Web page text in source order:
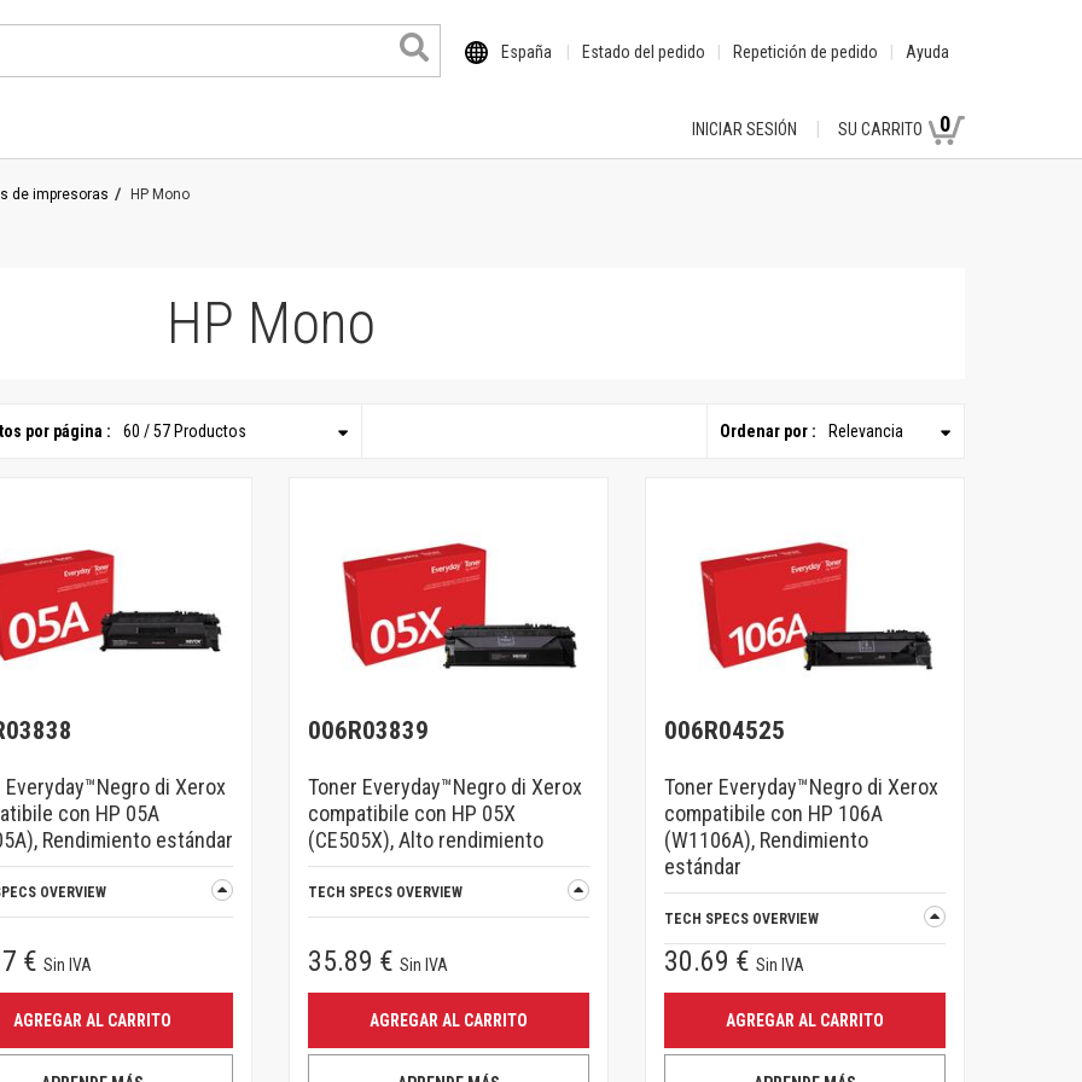
España Estado del pedido Repetición de pedido Ayuda
INICIAR SESIÓN SU CARRITO 0
de impresoras HP Mono
HP Mono
Ordenar por : Relevancia
por página : 60 / 57 Productos
Everyday™Negro di Xerox
con HP 05A
Rendimiento estándar
OVERVIEW
€Sin IVA
AGREGAR AL CARRITO
006R03839
Toner Everyday™Negro di Xerox
compatibile con HP 05X
(CE505X), Alto rendimiento
TECH SPECS OVERVIEW
35.89 €Sin IVA
AGREGAR AL CARRITO
006R04525
Toner Everyday™Negro di Xerox
compatibile con HP 106A
(W1106A), Rendimiento
estándar
TECH SPECS OVERVIEW
30.69 €Sin IVA
AGREGAR AL CARRITO